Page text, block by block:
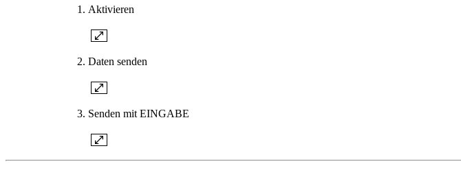
Aktivieren
Daten senden
Senden mit EINGABE